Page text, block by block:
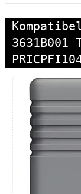
3631B001